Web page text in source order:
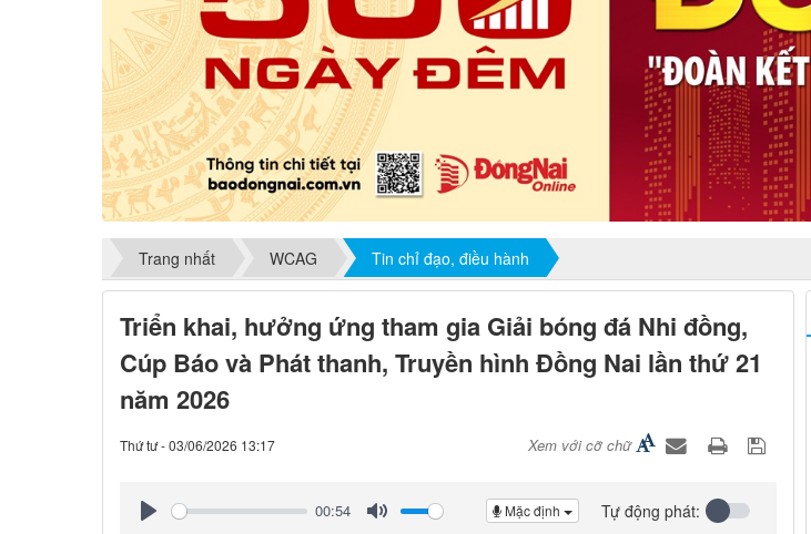
Trang nhất WCAG Tin chỉ đạo, điều hành
Triển khai, hưởng ứng tham gia Giải bóng đá Nhi đồng,
Cúp Báo và Phát thanh, Truyền hình Đồng Nai lần thứ 21
năm 2026
Thứ tư - 03/06/2026 13:17 Xem với cỡ chữ
00:54 Mặc định Tự động phát: